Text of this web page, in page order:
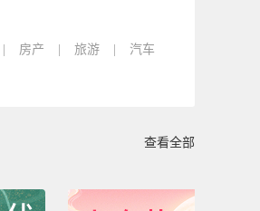
房产 旅游 汽车
查看全部